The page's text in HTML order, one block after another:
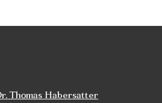
Thomas Habersatter